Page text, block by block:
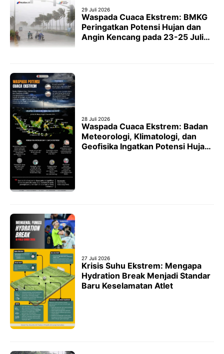
29 Juli 2026
Waspada Cuaca Ekstrem: BMKG
Peringatkan Potensi Hujan dan
Angin Kencang pada 23-25 Juli
28 Juli 2026
Waspada Cuaca Ekstrem: Badan
Meteorologi, Klimatologi, dan
Geofisika Ingatkan Potensi Hujan
27 Juli 2026
Krisis Suhu Ekstrem: Mengapa
Hydration Break Menjadi Standar
Baru Keselamatan Atlet